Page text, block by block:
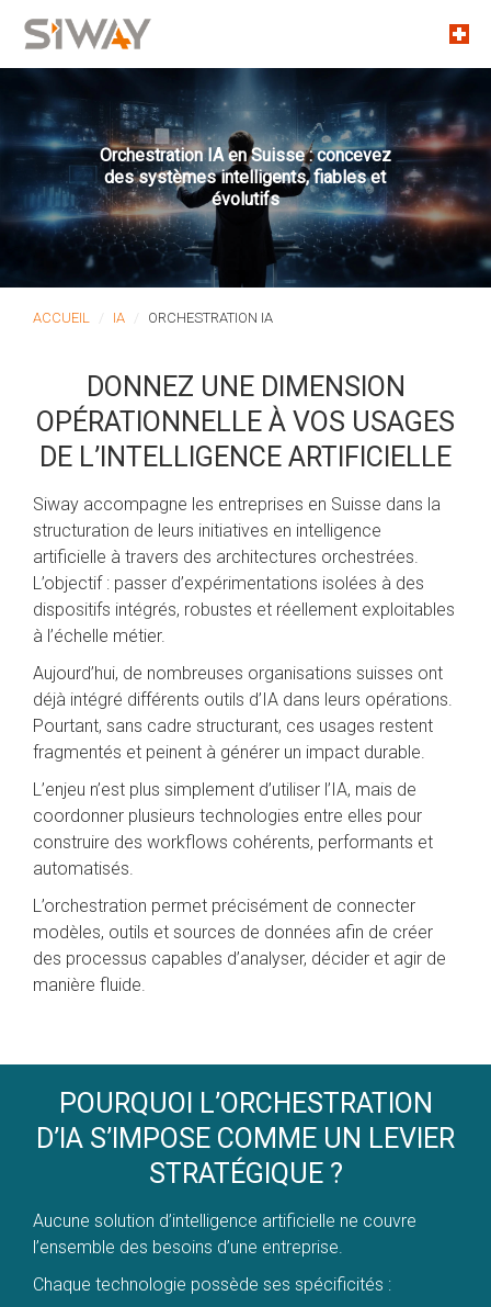
Orchestration IA en Suisse : concevez
des systèmes intelligents, fiables et
évolutifs
ACCUEIL IA ORCHESTRATION IA
DONNEZ UNE DIMENSION
OPÉRATIONNELLE À VOS USAGES
DE L’INTELLIGENCE ARTIFICIELLE
Siway accompagne les entreprises en Suisse dans la
structuration de leurs initiatives en intelligence
artificielle à travers des architectures orchestrées.
L’objectif : passer d’expérimentations isolées à des
dispositifs intégrés, robustes et réellement exploitables
à l’échelle métier.
Aujourd’hui, de nombreuses organisations suisses ont
déjà intégré différents outils d’IA dans leurs opérations.
Pourtant, sans cadre structurant, ces usages restent
fragmentés et peinent à générer un impact durable.
L’enjeu n’est plus simplement d’utiliser l’IA, mais de
coordonner plusieurs technologies entre elles pour
construire des workflows cohérents, performants et
automatisés.
L’orchestration permet précisément de connecter
modèles, outils et sources de données afin de créer
des processus capables d’analyser, décider et agir de
manière fluide.
POURQUOI L’ORCHESTRATION
D’IA S’IMPOSE COMME UN LEVIER
STRATÉGIQUE ?
Aucune solution d’intelligence artificielle ne couvre
l’ensemble des besoins d’une entreprise.
Chaque technologie possède ses spécificités :